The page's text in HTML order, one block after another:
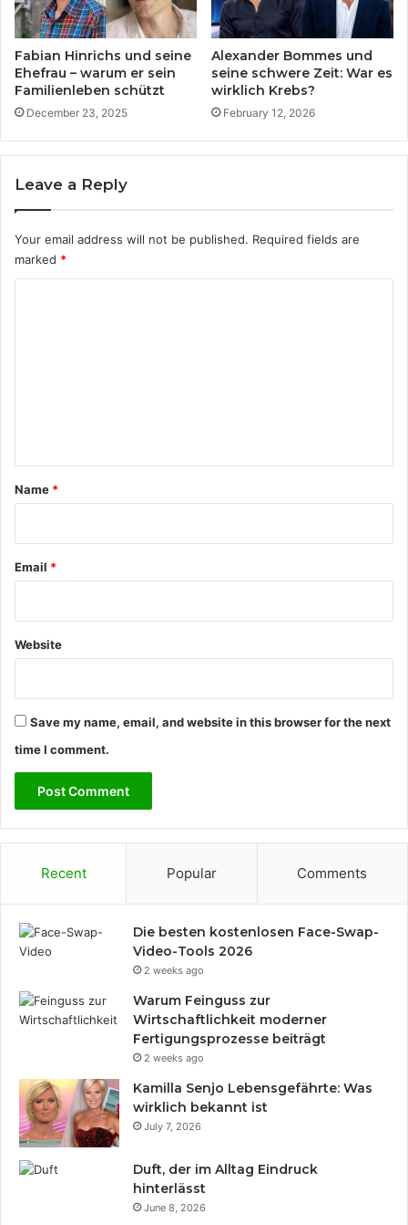
l
c
h
b
e
a
n
s
t
h
t
o
d
e
r
ä
t
?
Fabian Hinrichs und seine
Ehefrau – warum er sein
Familienleben schützt
December 23, 2025
Alexander Bommes und
seine schwere Zeit: War es
wirklich Krebs?
February 12, 2026
Leave a Reply
Your email address will not be published. Required fields are
marked *
*
Name *
Email *
Website
Save my name, email, and website in this browser for the next
time I comment.
Recent Popular Comments
Die besten kostenlosen Face-Swap-
Video-Tools 2026
2 weeks ago
Warum Feinguss zur
Wirtschaftlichkeit moderner
Fertigungsprozesse beiträgt
2 weeks ago
Kamilla Senjo Lebensgefährte: Was
wirklich bekannt ist
July 7, 2026
Duft, der im Alltag Eindruck
hinterlässt
June 8, 2026